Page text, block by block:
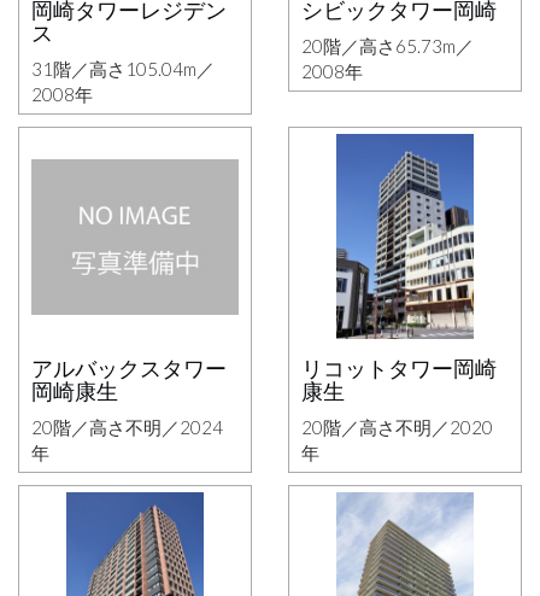
岡崎タワーレジデン
ス
31階／高さ105.04m／
2008年
シビックタワー岡崎
20階／高さ65.73m／
2008年
アルバックスタワー
岡崎康生
20階／高さ不明／2024
年
リコットタワー岡崎
康生
20階／高さ不明／2020
年